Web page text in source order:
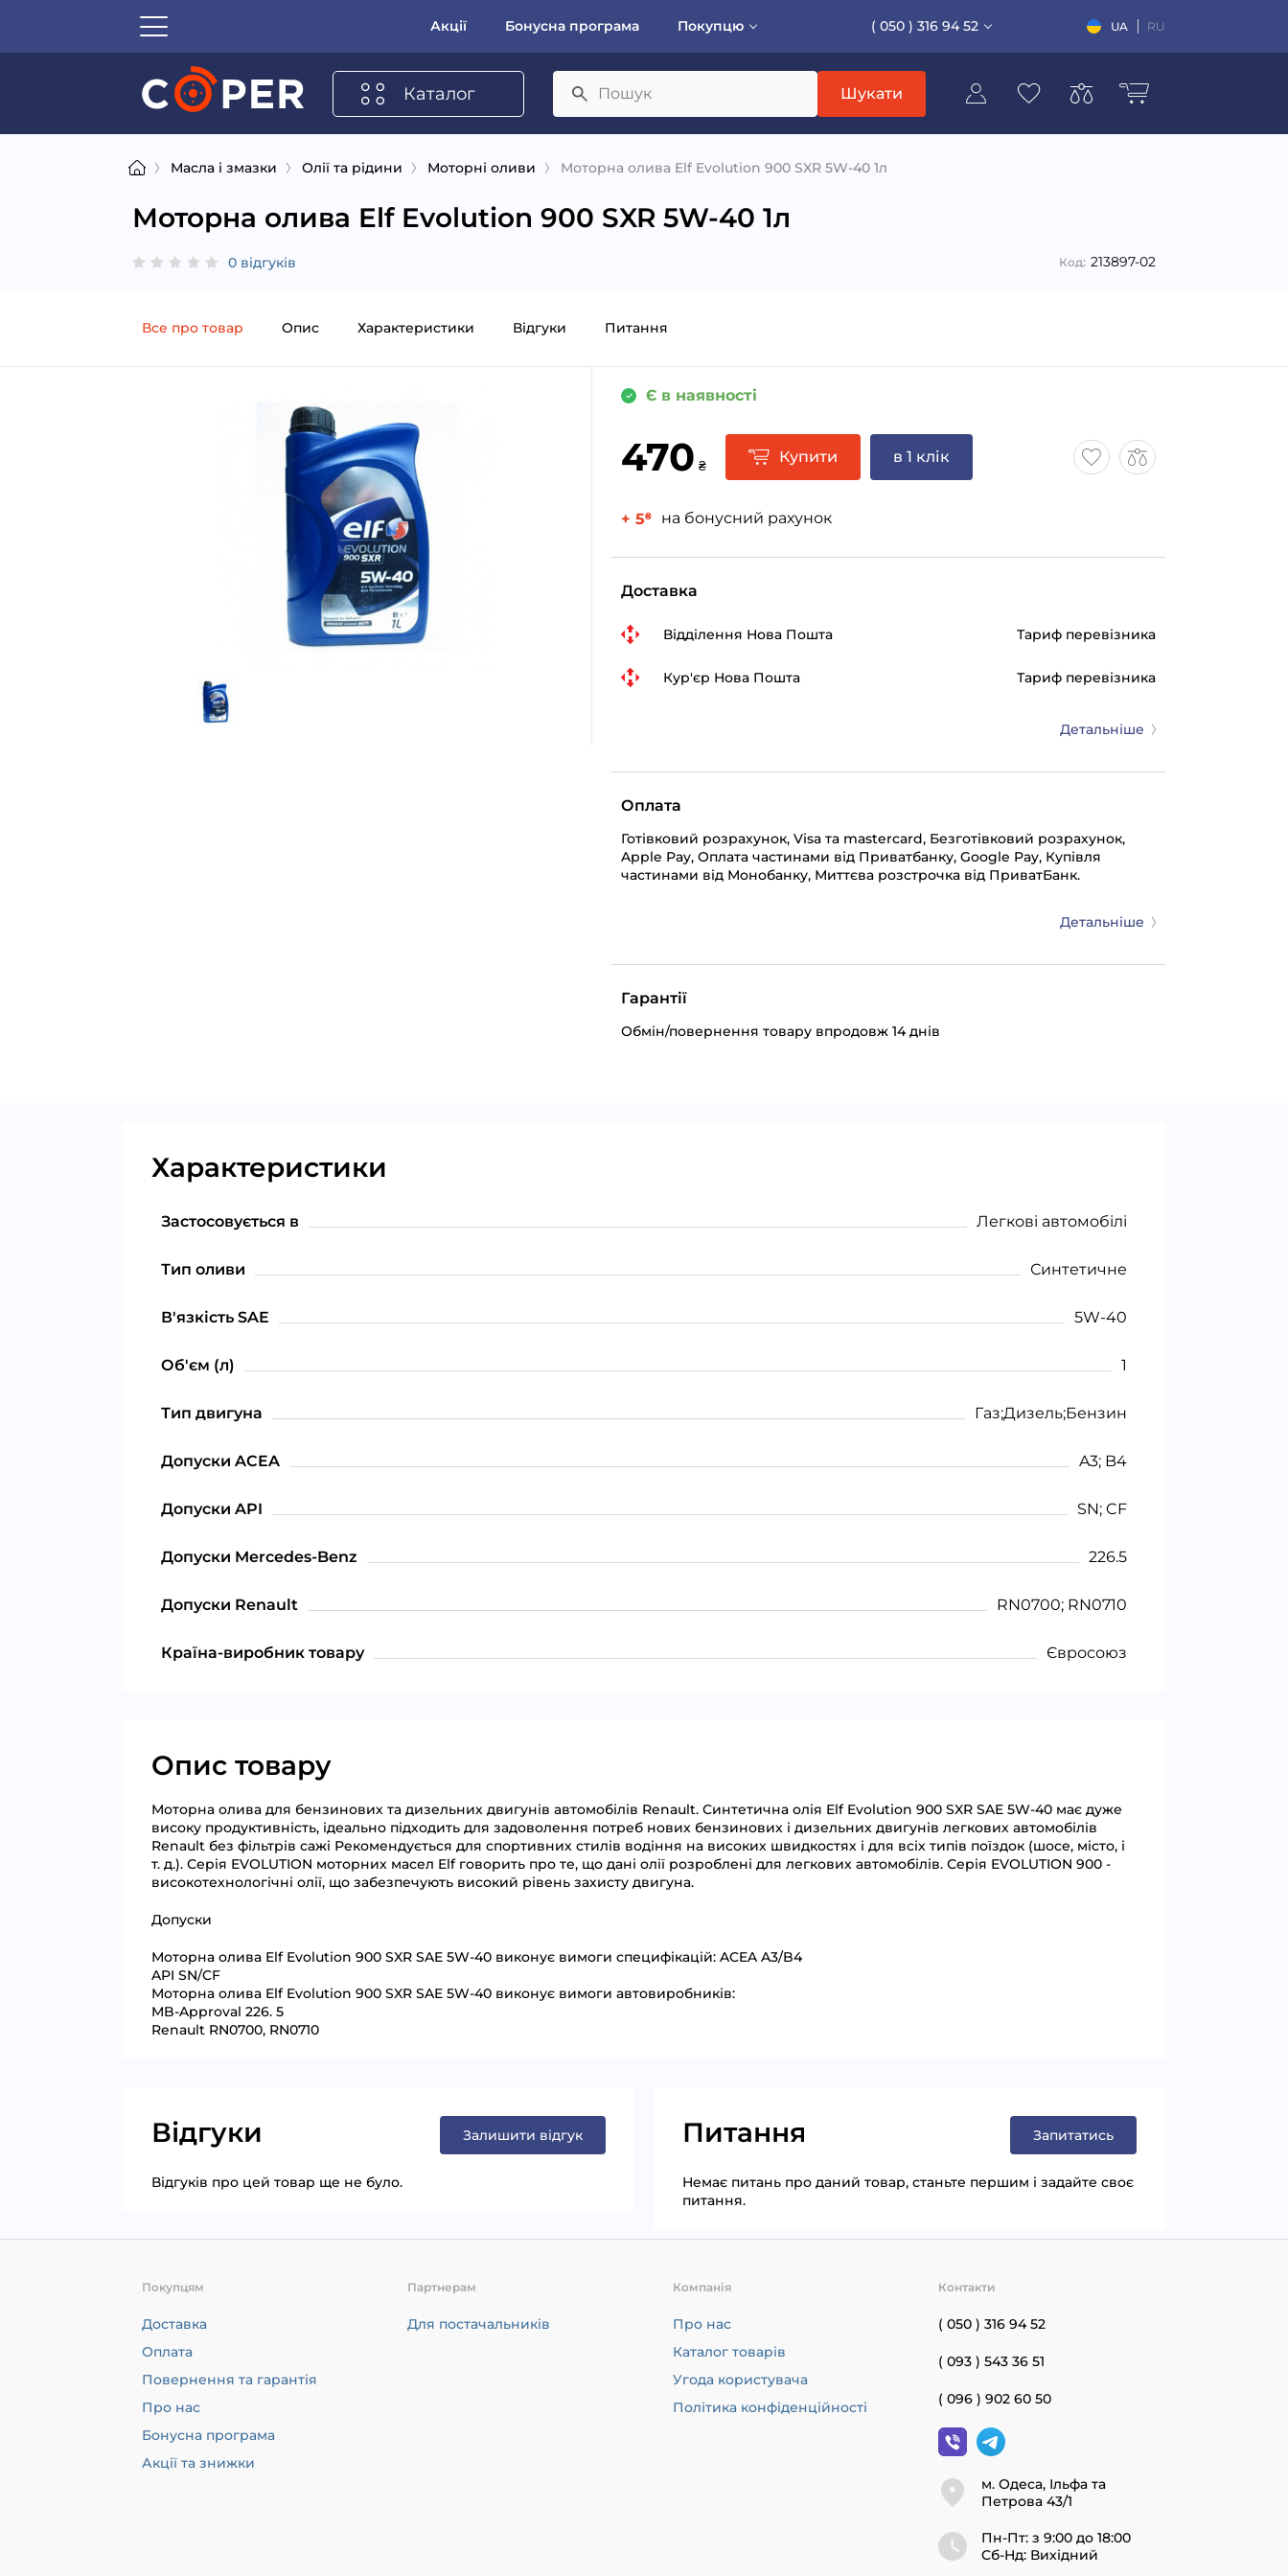
Акції Бонусна програма Покупцю ( 050 ) 316 94 52 UA RU
Каталог Шукати
Масла і змазки Олії та рідини Моторні оливи Моторна олива Elf Evolution 900 SXR 5W-40 1л
Моторна олива Elf Evolution 900 SXR 5W-40 1л
0 відгуків Код: 213897-02
Все про товар Опис Характеристики Відгуки Питання
Є в наявності
470 ₴
Купити в 1 клік
+ 5₴ на бонусний рахунок
Доставка
Відділення Нова Пошта Тариф перевізника
Кур'єр Нова Пошта Тариф перевізника
Детальніше
Оплата
Готівковий розрахунок, Visa та mastercard, Безготівковий розрахунок,
Apple Pay, Оплата частинами від Приватбанку, Google Pay, Купівля
частинами від Монобанку, Миттєва розстрочка від ПриватБанк.
Детальніше
Гарантії
Обмін/повернення товару впродовж 14 днів
Характеристики
Застосовується в Легкові автомобілі
Тип оливи Синтетичне
В'язкість SAE 5W-40
Об'єм (л) 1
Тип двигуна Газ;Дизель;Бензин
Допуски ACEA A3; B4
Допуски API SN; CF
Допуски Mercedes-Benz 226.5
Допуски Renault RN0700; RN0710
Країна-виробник товару Євросоюз
Опис товару
Моторна олива для бензинових та дизельних двигунів автомобілів Renault. Синтетична олія Elf Evolution 900 SXR SAE 5W-40 має дуже
високу продуктивність, ідеально підходить для задоволення потреб нових бензинових і дизельних двигунів легкових автомобілів
Renault без фільтрів сажі Рекомендується для спортивних стилів водіння на високих швидкостях і для всіх типів поїздок (шосе, місто, і
т. д.). Серія EVOLUTION моторних масел Elf говорить про те, що дані олії розроблені для легкових автомобілів. Серія EVOLUTION 900 -
високотехнологічні олії, що забезпечують високий рівень захисту двигуна.
Допуски
Моторна олива Elf Evolution 900 SXR SAE 5W-40 виконує вимоги специфікацій: ACEA A3/B4
API SN/CF
Моторна олива Elf Evolution 900 SXR SAE 5W-40 виконує вимоги автовиробників:
MB-Approval 226. 5
Renault RN0700, RN0710
Відгуки Залишити відгук
Відгуків про цей товар ще не було.
Питання Запитатись
Немає питань про даний товар, станьте першим і задайте своє
питання.
Покупцям
Доставка
Оплата
Повернення та гарантія
Про нас
Бонусна програма
Акції та знижки
Партнерам
Для постачальників
Компанія
Про нас
Каталог товарів
Угода користувача
Політика конфіденційності
Контакти
( 050 ) 316 94 52
( 093 ) 543 36 51
( 096 ) 902 60 50
м. Одеса, Ільфа та
Петрова 43/1
Пн-Пт: з 9:00 до 18:00
Cб-Нд: Вихідний